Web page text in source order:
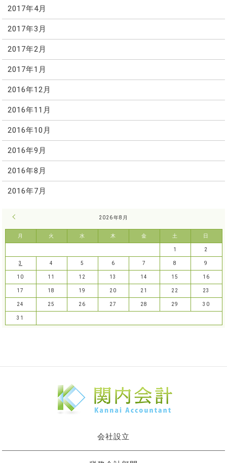
2017年4月
2017年3月
2017年2月
2017年1月
2016年12月
2016年11月
2016年10月
2016年9月
2016年8月
2016年7月
2026年8月
月 火 水 木 金 土 日
1 2
3 4 5 6 7 8 9
10 11 12 13 14 15 16
17 18 19 20 21 22 23
24 25 26 27 28 29 30
31
会社設立